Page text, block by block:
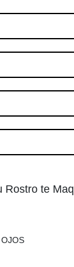
Rostro te
OJOS